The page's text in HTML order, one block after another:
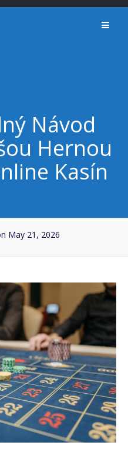
Návod
Hernou
Kasín
May 21, 2026